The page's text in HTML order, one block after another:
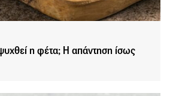
η φέτα; Η απάντηση ίσως